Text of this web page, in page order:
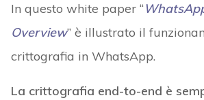
In questo white paper “
Overview” è illustrato il
crittografia in WhatsApp.
La crittografia end-to-end è